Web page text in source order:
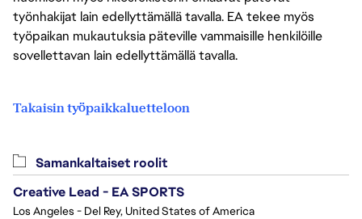
työnhakijat lain edellyttämällä tavalla. EA tekee myös
työpaikan mukautuksia päteville vammaisille henkilöille
sovellettavan lain edellyttämällä tavalla.
Takaisin työpaikkaluetteloon
Samankaltaiset roolit
Creative Lead - EA SPORTS
Los Angeles - Del Rey, United States of America